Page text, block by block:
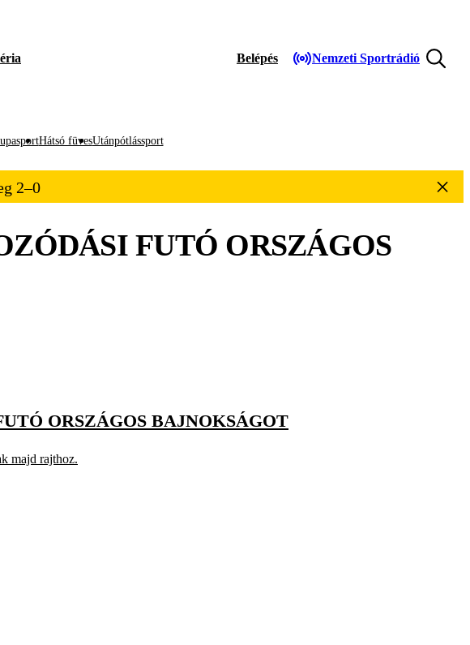
Belépés Nemzeti Sportrádió
Hátsó füvesUtánpótlássport
2–0
FUTÓ ORSZÁGOS
ORSZÁGOS BAJNOKSÁGOT
majd rajthoz.